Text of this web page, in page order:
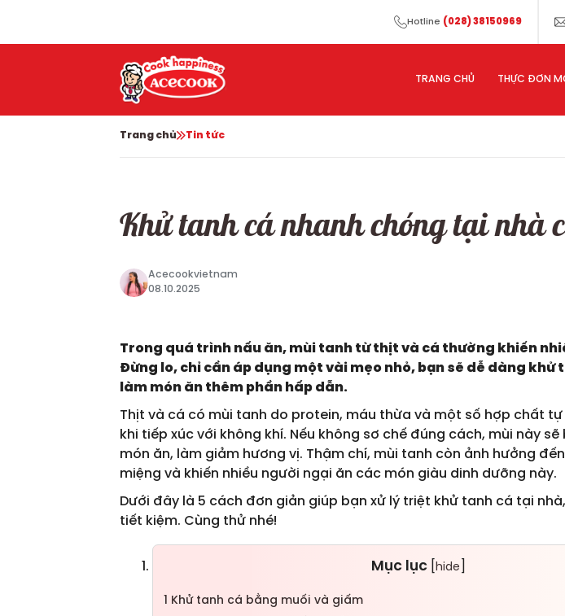
Hotline (028) 38150969
TRANG CHỦ THỰC ĐƠN
Trang chủ Tin tức
Khử tanh cá nhanh chóng tại nhà
Acecookvietnam
08.10.2025
Trong quá trình nấu ăn, mùi tanh từ thịt và cá thường khiến
Đừng lo, chỉ cần áp dụng một vài mẹo nhỏ, bạn sẽ dễ dàng khử
làm món ăn thêm phần hấp dẫn.
Thịt và cá có mùi tanh do protein, máu thừa và một số hợp chất tự
khi tiếp xúc với không khí. Nếu không sơ chế đúng cách, mùi này
món ăn, làm giảm hương vị. Thậm chí, mùi tanh còn ảnh hưởng
miệng và khiến nhiều người ngại ăn các món giàu dinh dưỡng này.
Dưới đây là 5 cách đơn giản giúp bạn xử lý triệt khử tanh cá tại
tiết kiệm. Cùng thử nhé!
Mục lục hide
1 Khử tanh cá bằng muối và giấm